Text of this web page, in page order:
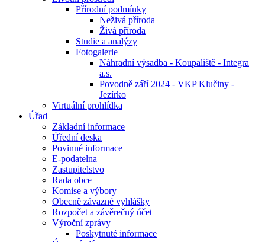
Přírodní podmínky
Neživá příroda
Živá příroda
Studie a analýzy
Fotogalerie
Náhradní výsadba - Koupaliště - Integra
a.s.
Povodně září 2024 - VKP Klučiny -
Jezírko
Virtuální prohlídka
Úřad
Základní informace
Úřední deska
Povinné informace
E-podatelna
Zastupitelstvo
Rada obce
Komise a výbory
Obecně závazné vyhlášky
Rozpočet a závěrečný účet
Výroční zprávy
Poskytnuté informace